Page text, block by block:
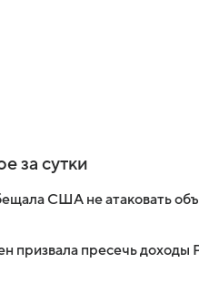
за сутки
США не атаковать
призвала пресечь доходы